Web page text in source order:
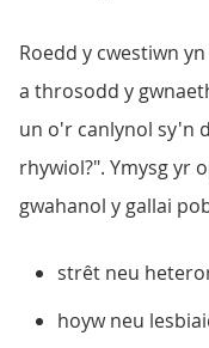
Roedd y cwestiwn
a throsodd y
un o'r canlynol sy'n
rhywiol?". Ymysg yr
gwahanol y gallai
strêt neu
hoyw neu